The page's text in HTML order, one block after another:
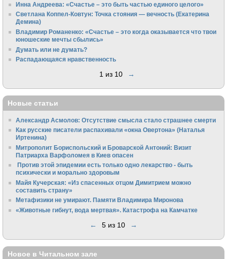
Инна Андреева: «Счастье – это быть частью единого целого»
Светлана Коппел-Ковтун: Точка стояния — вечность (Екатерина
Демина)
Владимир Романенко: «Счастье – это когда оказывается что твои
юношеские мечты сбылись»
Думать или не думать?
Распадающаяся нравственность
1 из 10 →
Новые статьи
Александр Асмолов: Отсутствие смысла стало страшнее смерти
Как русские писатели распахивали «окна Овертона» (Наталья
Иртенина)
Митрополит Бориспольский и Броварской Антоний: Визит
Патриарха Варфоломея в Киев опасен
Против этой эпидемии есть только одно лекарство - быть
психически и морально здоровым
Майя Кучерская: «Из спасенных отцом Димитрием можно
составить страну»
Метафизики не умирают. Памяти Владимира Миронова
«Животные гибнут, вода мертвая». Катастрофа на Камчатке
← 5 из 10 →
Новое в Читальном зале